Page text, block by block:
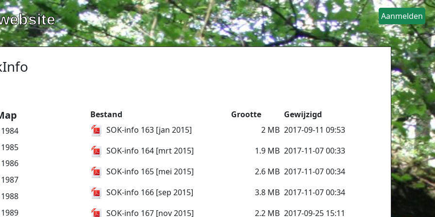
Aanmelden
1984
1985
1986
1987
1988
1989
Bestand Grootte
Gewijzigd
SOK-info 163 [jan 2015]
2 MB 2017-09-11 09:53
SOK-info 164 [mrt 2015]
1.9 MB 2017-11-07 00:33
SOK-info 165 [mei 2015]
2.6 MB 2017-11-07 00:34
SOK-info 166 [sep 2015]
3.8 MB 2017-11-07 00:34
SOK-info 167 [nov 2015]
2.2 MB 2017-09-25 15:11